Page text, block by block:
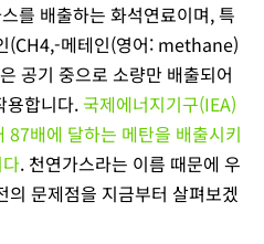
를 배출하는 화석연료이며, 특
(CH4,-메테인(영어: methane)
공기 중으로 소량만 배출되어
용합니다.국제에너지기구(IEA)
배에 달하는 메탄을 배출시키
. 천연가스라는 이름 때문에 우
문제점을 지금부터 살펴보겠